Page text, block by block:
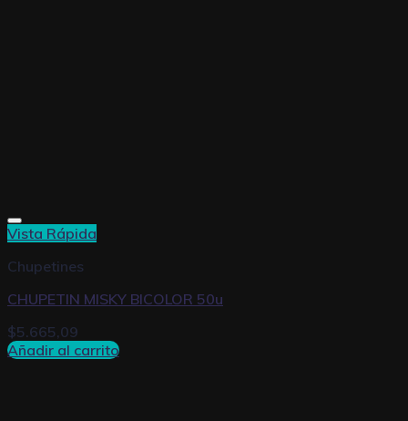
Vista Rápida
Chupetines
CHUPETIN MISKY BICOLOR 50u
$5.665,09
Añadir al carrito